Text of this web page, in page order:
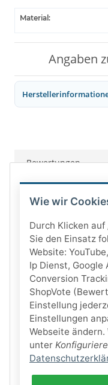
Material:
Angaben
Bewertungen
Wie wir
Durch Klicken
Sie den Einsatz
Website:
Ip Dienst, Google
Conversion
ShopVote
Einstellung
Einstellungen
Webseite
unter